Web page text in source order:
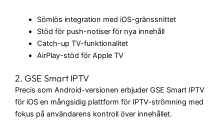
Sömlös integration med iOS-gränssnittet
Stöd för push-notiser för nya innehåll
Catch-up TV-funktionalitet
AirPlay-stöd för Apple TV
2. GSE Smart IPTV
Precis som Android-versionen erbjuder GSE Smart IPTV
för iOS en mångsidig plattform för IPTV-strömning med
fokus på användarens kontroll över innehållet.